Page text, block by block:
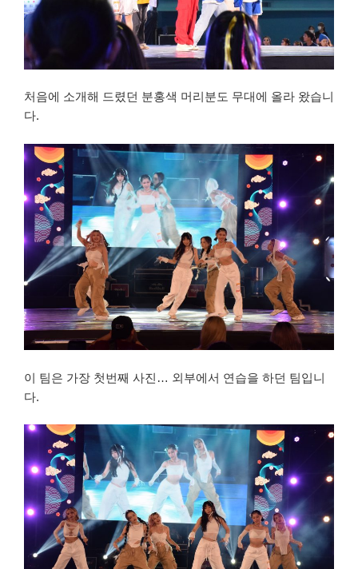
처음에 소개해 드렸던 분홍색 머리분도 무대에 올라 왔습니
다.
이 팀은 가장 첫번째 사진… 외부에서 연습을 하던 팀입니
다.